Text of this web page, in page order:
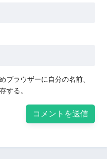
ブラウザーに自分の名前、
する。